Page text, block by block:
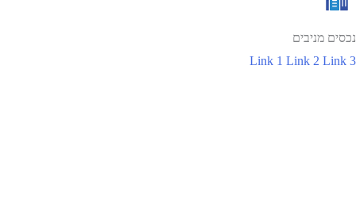
נכסים מניבים
Link 1 Link 2 Link 3